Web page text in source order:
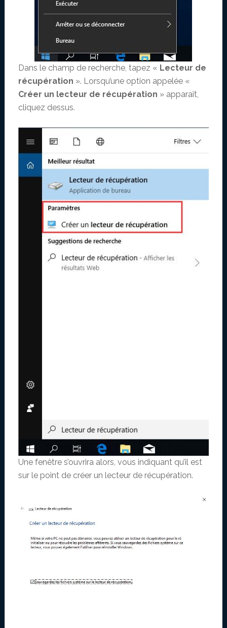
Dans le champ de recherche, tapez « Lecteur de
récupération ». Lorsqu’une option appelée «
Créer un lecteur de récupération » apparaît,
cliquez dessus.
Une fenêtre s’ouvrira alors, vous indiquant qu’il est
sur le point de créer un lecteur de récupération.